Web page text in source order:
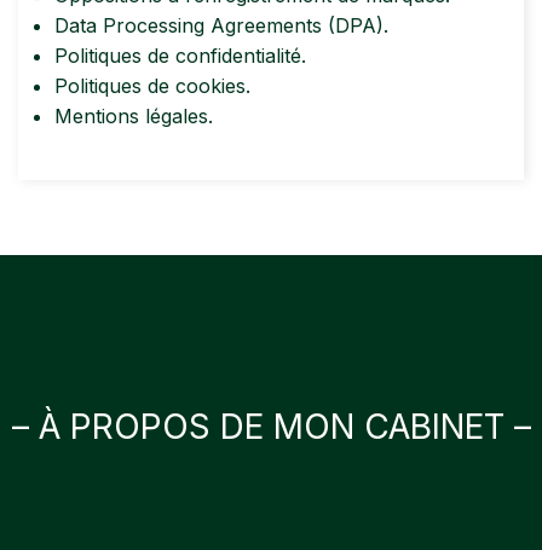
Data Processing Agreements (DPA).
Politiques de confidentialité.
Politiques de cookies.
Mentions légales.
– À PROPOS DE MON CABINET –